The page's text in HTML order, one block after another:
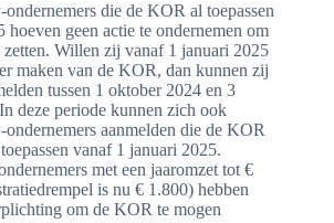
die de KOR al toepassen
hoeven geen actie te ondernemen om
Willen zij vanaf 1 januari 2025
maken van de KOR, dan kunnen zij
tussen 1 oktober 2024 en 3
deze periode kunnen zich ook
aanmelden die de KOR
vanaf 1 januari 2025.
met een jaaromzet tot €
is nu € 1.800) hebben
om de KOR te mogen